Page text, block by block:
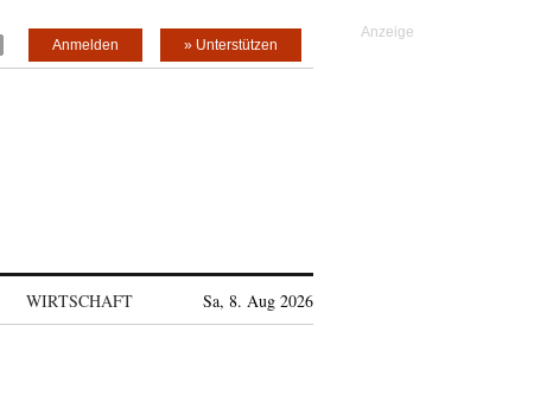
» Unterstützen
Anmelden
WIRTSCHAFT Sa, 8. Aug 2026